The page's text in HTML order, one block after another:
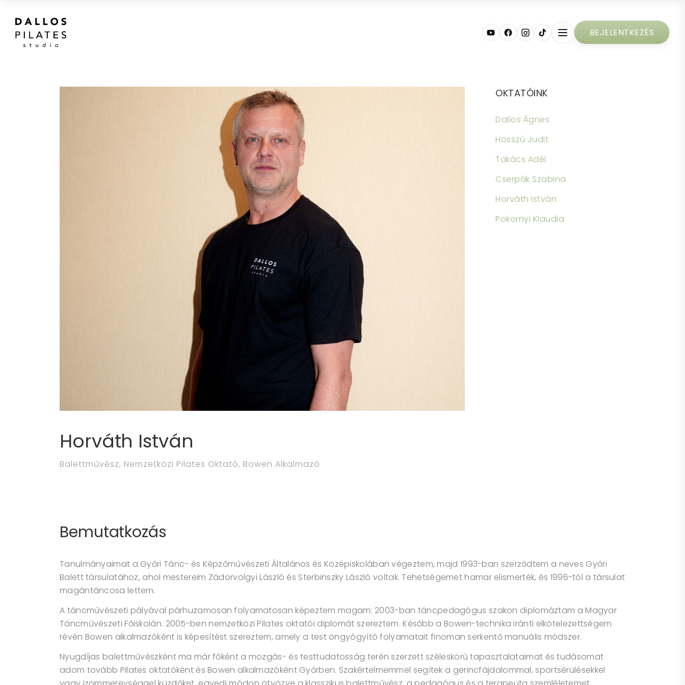
BEJELENTKEZÉS
Horváth István
Balettművész, Nemzetközi Pilates Oktató, Bowen Alkalmazó
OKTATÓINK
Dallos Ágnes
Hosszú Judit
Takács Adél
Cserpák Szabina
Horváth István
Pokornyi Klaudia
Bemutatkozás
Tanulmányaimat a Győri Tánc- és Képzőművészeti Általános és Középiskolában végeztem, majd 1993-ban szerződtem a neves Győri
Balett társulatához, ahol mestereim Zádorvölgyi László és Sterbinszky László voltak. Tehetségemet hamar elismerték, és 1996-tól a társulat
magántáncosa lettem.
A táncművészeti pályával párhuzamosan folyamatosan képeztem magam: 2003-ban táncpedagógus szakon diplomáztam a Magyar
Táncművészeti Főiskolán. 2005-ben nemzetközi Pilates oktatói diplomát szereztem. Később a Bowen-technika iránti elkötelezettségem
révén Bowen alkalmazóként is képesítést szereztem, amely a test öngyógyító folyamatait finoman serkentő manuális módszer.
Nyugdíjas balettművészként ma már főként a mozgás- és testtudatosság terén szerzett széleskörű tapasztalataimat és tudásomat
adom tovább Pilates oktatóként és Bowen alkalmazóként Győrben. Szakértelmemmel segítek a gerincfájdalommal, sportsérülésekkel